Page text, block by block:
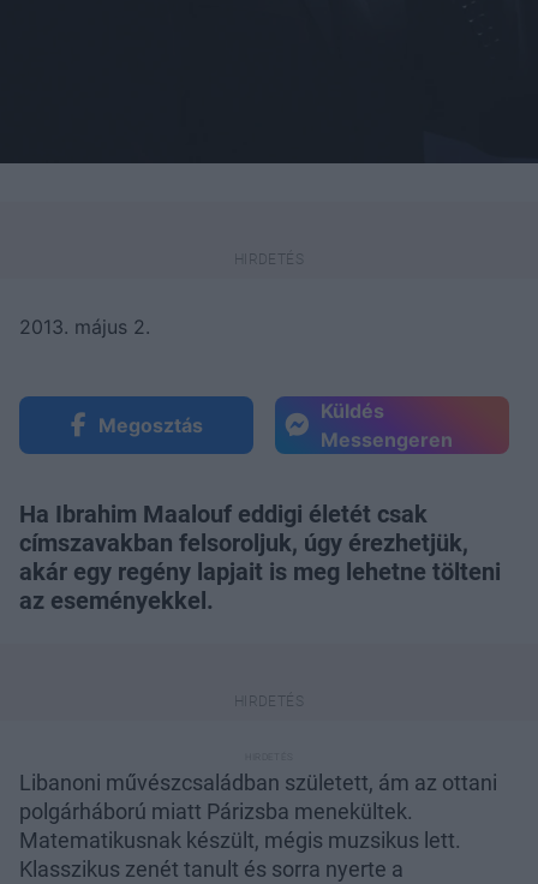
2013. május 2.
Megosztás
Küldés
Messengeren
Ha Ibrahim Maalouf eddigi életét csak
címszavakban felsoroljuk, úgy érezhetjük,
akár egy regény lapjait is meg lehetne tölteni
az eseményekkel.
Libanoni művészcsaládban született, ám az ottani
polgárháború miatt Párizsba menekültek.
Matematikusnak készült, mégis muzsikus lett.
Klasszikus zenét tanult és sorra nyerte a